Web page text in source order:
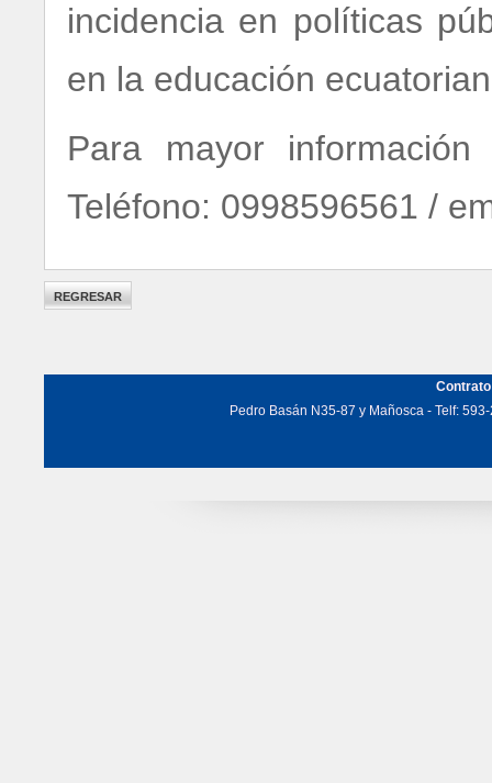
incidencia en políticas
en la educación
Para mayor
Teléfono: 0998596561 /
Pedro Basán N35-87 y Mañosca - Telf: